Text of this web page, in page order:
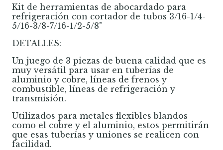
Kit de herramientas de abocardado para
refrigeración con cortador de tubos 3/16-1/4-
5/16-3/8-7/16-1/2-5/8"
DETALLES:
Un juego de 3 piezas de buena calidad que es
muy versátil para usar en tuberías de
aluminio y cobre, líneas de frenos y
combustible, líneas de refrigeración y
transmisión.
Utilizados para metales flexibles blandos
como el cobre y el aluminio, estos permitirán
que esas tuberías y uniones se realicen con
facilidad.